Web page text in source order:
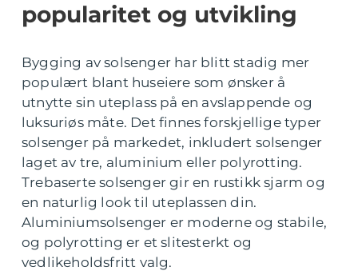
popularitet og utvikling
Bygging av solsenger har blitt stadig mer
populært blant huseiere som ønsker å
utnytte sin uteplass på en avslappende og
luksuriøs måte. Det finnes forskjellige typer
solsenger på markedet, inkludert solsenger
laget av tre, aluminium eller polyrotting.
Trebaserte solsenger gir en rustikk sjarm og
en naturlig look til uteplassen din.
Aluminiumsolsenger er moderne og stabile,
og polyrotting er et slitesterkt og
vedlikeholdsfritt valg.